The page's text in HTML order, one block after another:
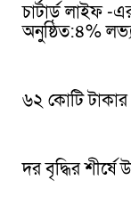
চার্টার্ড লাইফ -
অনুষ্ঠিত:৪%
৬২ কোটি টাকার
দর বৃদ্ধির শীর্ষে